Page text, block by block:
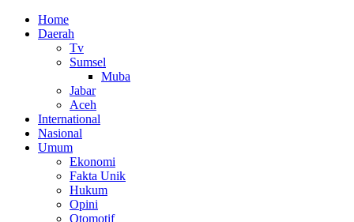
Home
Daerah
Tv
Sumsel
Muba
Jabar
Aceh
International
Nasional
Umum
Ekonomi
Fakta Unik
Hukum
Opini
Otomotif